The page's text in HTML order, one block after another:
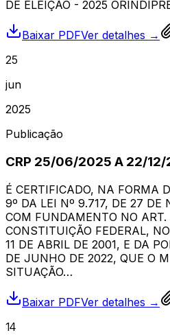
DE ELEIÇÃO - 2025
Baixar PDFVer detalhes →
25
jun
2025
Publicação
CRP 25/06/2025 A 22/
É CERTIFICADO, NA FORMA
9º DA LEI Nº 9.717, DE 27 DE
COM FUNDAMENTO NO ART.
CONSTITUIÇÃO FEDERAL,
11 DE ABRIL DE 2001, E DA
DE JUNHO DE 2022, QUE O
SITUAÇÃO…
Baixar PDFVer detalhes →
14